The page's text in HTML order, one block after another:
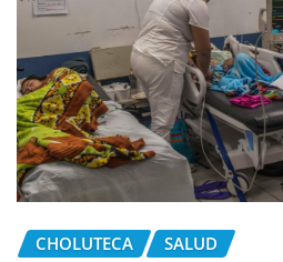
CHOLUTECA SALUD